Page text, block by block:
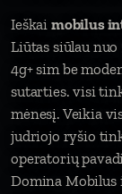
Ieškai mobilus
Liūtas siūlau nuo
4g+ sim be
sutarties. visi
mėnesį. Veikia
judriojo ryšio
operatorių
Domina Mobilus